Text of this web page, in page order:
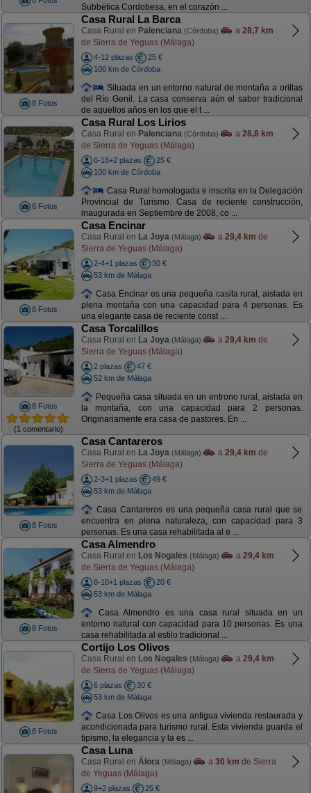
Subbética Cordobesa, en el corazón ...
8 Fotos
Casa Rural La Barca
Casa Rural en Palenciana (Córdoba) a 28,7 km
de Sierra de Yeguas (Málaga)
4-12 plazas
25 €
100 km de Córdoba
Situada en un entorno natural de montaña a orillas
del Río Genil. La casa conserva aún el sabor tradicional
de aquellos años en los que el t ...
6 Fotos
Casa Rural Los Lirios
Casa Rural en Palenciana (Córdoba) a 28,8 km
de Sierra de Yeguas (Málaga)
6-18+2 plazas
25 €
100 km de Córdoba
Casa Rural homologada e inscrita en la Delegación
Provincial de Turismo. Casa de reciente construcción,
inaugurada en Septiembre de 2008, co ...
8 Fotos
Casa Encinar
Casa Rural en La Joya (Málaga) a 29,4 km de
Sierra de Yeguas (Málaga)
2-4+1 plazas
30 €
53 km de Málaga
Casa Encinar es una pequeña casita rural, aislada en
plena montaña con una capacidad para 4 personas. Es
una elegante casa de reciente const ...
8 Fotos
(1 comentario)
Casa Torcalillos
Casa Rural en La Joya (Málaga) a 29,4 km de
Sierra de Yeguas (Málaga)
2 plazas
47 €
52 km de Málaga
Pequeña casa situada en un entrono rural, aislada en
la montaña, con una capacidad para 2 personas.
Originariamente era casa de pastores. En ...
8 Fotos
Casa Cantareros
Casa Rural en La Joya (Málaga) a 29,4 km de
Sierra de Yeguas (Málaga)
2-3+1 plazas
49 €
53 km de Málaga
Casa Cantareros es una pequeña casa rural que se
encuentra en plena naturaleza, con capacidad para 3
personas. Es una casa rehabilitada al e ...
8 Fotos
Casa Almendro
Casa Rural en Los Nogales (Málaga) a 29,4 km
de Sierra de Yeguas (Málaga)
8-10+1 plazas
20 €
53 km de Málaga
Casa Almendro es una casa rural situada en un
entorno natural con capacidad para 10 personas. Es una
casa rehabilitada al estilo tradicional ...
8 Fotos
Cortijo Los Olivos
Casa Rural en Los Nogales (Málaga) a 29,4 km
de Sierra de Yeguas (Málaga)
6 plazas
30 €
53 km de Málaga
Casa Los Olivos es una antigua vivienda restaurada y
acondicionada para turismo rural. Esta vivienda guarda el
tipismo, la elegancia y la es ...
Casa Luna
Casa Rural en Álora (Málaga) a 30 km de Sierra
de Yeguas (Málaga)
9+2 plazas
25 €